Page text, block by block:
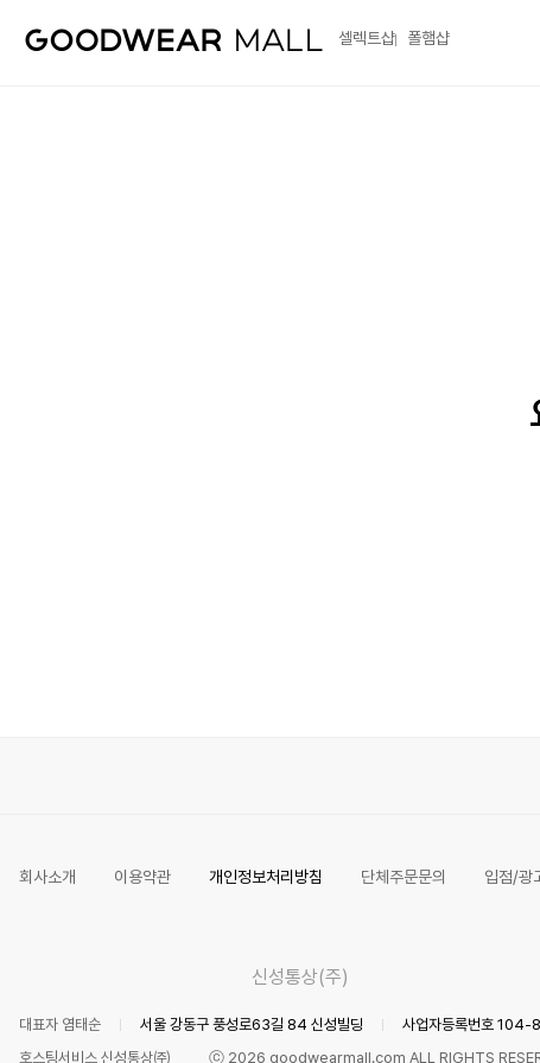
셀렉트샵 폴햄샵
회사소개 이용약관 개인정보처리방침 단체주문문의 입점/광
신성통상(주)
대표자 염태순 서울 강동구 풍성로63길 84 신성빌딩 사업자등록번호 104-
호스팅서비스 신성통상㈜
ⓒ 2026 goodwearmall.com ALL RIGHTS